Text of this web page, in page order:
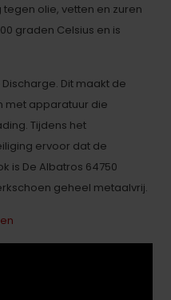
olie, vetten en zuren
graden Celsius en is
Discharge. Dit maakt de
met apparatuur die
Tijdens het
ervoor dat de
is De Albatros 64750
geheel metaalvrij.